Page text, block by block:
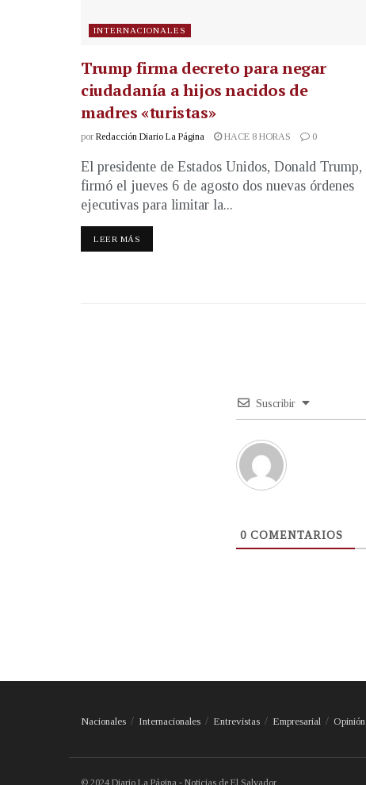
INTERNACIONALES
Trump firma decreto para negar
ciudadanía a hijos nacidos de
madres «turistas»
por Redacción Diario La Página HACE 8 HORAS 0
El presidente de Estados Unidos, Donald Trump,
firmó el jueves 6 de agosto dos nuevas órdenes
ejecutivas para limitar la...
LEER MÁS
Suscribir
0 COMENTARIOS
Nacionales Internacionales Entrevistas Empresarial Opinión
© 2024 Diario La Página - Noticias de El Salvador